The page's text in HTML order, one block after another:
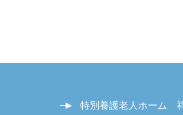
特別養護老人ホーム